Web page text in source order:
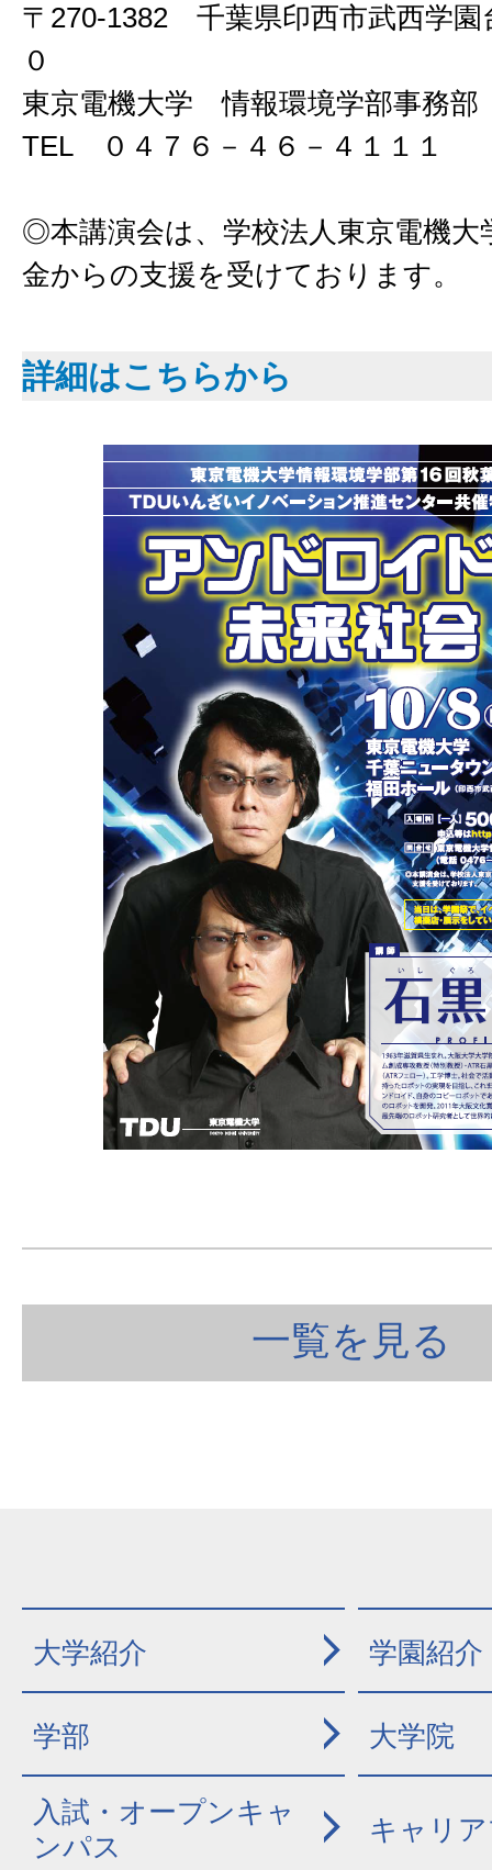
〒270-1382 千葉県印西市武西学園
０
東京電機大学 情報環境学部事務部
TEL ０４７６－４６－４１１１
◎本講演会は、学校法人東京電機大
金からの支援を受けております。
詳細はこちらから
一覧を見る
大学紹介 学園紹介
学部 大学院
入試・オープンキャ
ンパス
キャリ